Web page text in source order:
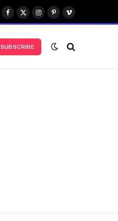
Facebook
X
(Twitter)
Instagram
Pinterest
Vimeo
SUBSCRIBE